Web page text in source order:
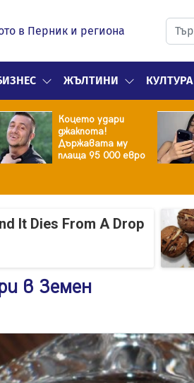
в Перник и региона
ЖЪЛТИНИ КУЛТУРА
Коцето удари
джакпота!
Държавата му
плаща 95 000 евро
It Dies From A Drop
в Земен